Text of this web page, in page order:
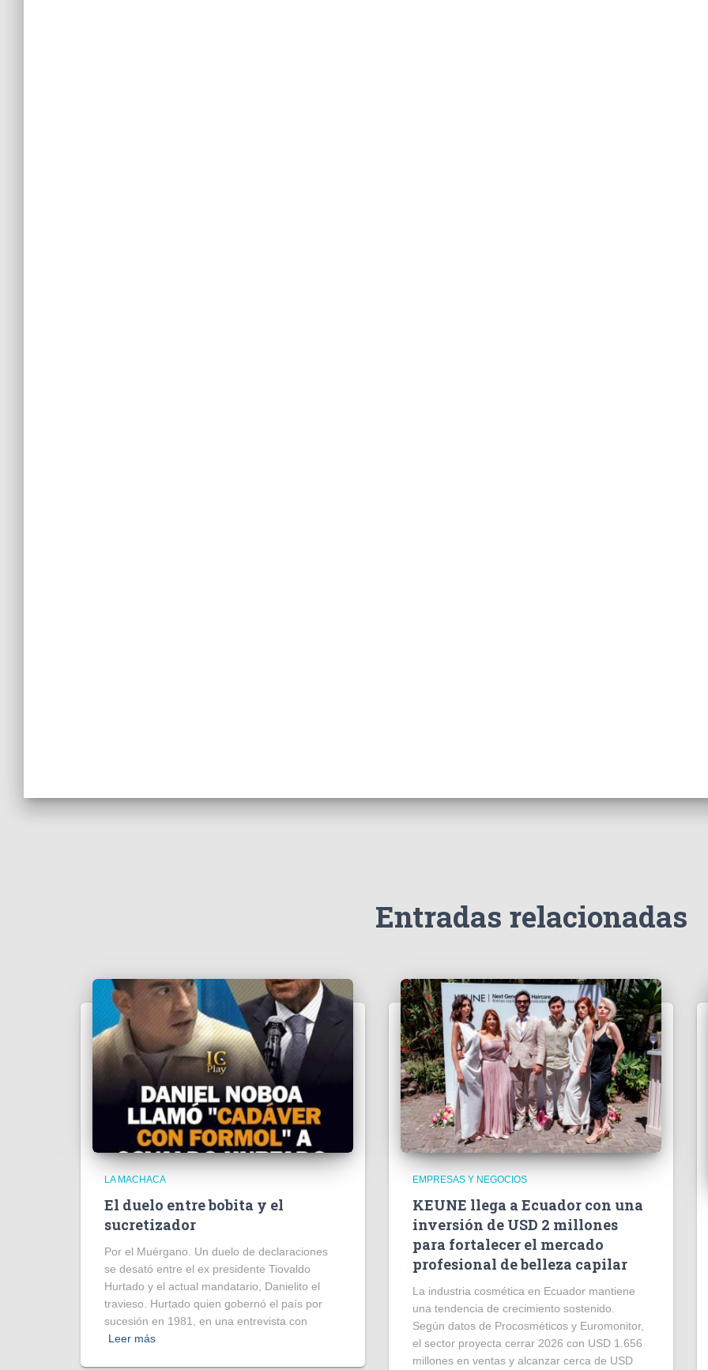
Entradas relacionadas
LA MACHACA
El duelo entre bobita y el
sucretizador
Por el Muérgano. Un duelo de declaraciones
se desató entre el ex presidente Tiovaldo
Hurtado y el actual mandatario, Danielito el
travieso. Hurtado quien gobernó el país por
sucesión en 1981, en una entrevista con
Leer más
EMPRESAS Y NEGOCIOS
KEUNE llega a Ecuador con una
inversión de USD 2 millones
para fortalecer el mercado
profesional de belleza capilar
La industria cosmética en Ecuador mantiene
una tendencia de crecimiento sostenido.
Según datos de Procosméticos y Euromonitor,
el sector proyecta cerrar 2026 con USD 1.656
millones en ventas y alcanzar cerca de USD